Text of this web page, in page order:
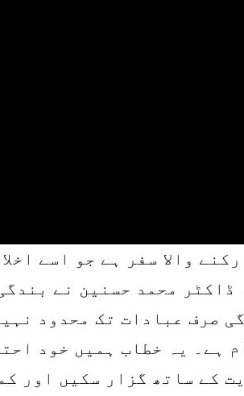
والا سفر ہے جو اسے
ڈاکٹر محمد حسنین نے
صرف عبادات تک محدود
ہے۔ یہ خطاب ہمیں خود
کے ساتھ گزار سکیں اور